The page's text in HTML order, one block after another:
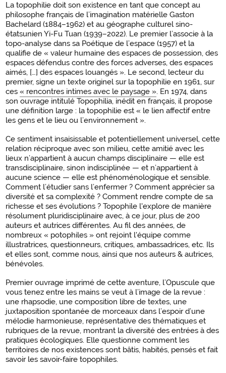
La topophilie doit son existence en tant que concept au
philosophe français de l’imagination matérielle Gaston
Bachelard (1884–1962) et au géographe culturel sino-
étatsunien Yi-Fu Tuan (1939–2022). Le premier l’associe à la
topo-analyse dans sa Poétique de l’espace (1957) et la
qualifie de « valeur humaine des espaces de possession, des
espaces défendus contre des forces adverses, des espaces
aimés, […] des espaces louangés ». Le second, lecteur du
premier, signe un texte originel sur la topophilie en 1961, sur
ces « rencontres intimes avec le paysage ». En 1974, dans
son ouvrage intitulé Topophilia, inédit en français, il propose
une définition large : la topophilie est « le lien affectif entre
les gens et le lieu ou l’environnement ».
Ce sentiment insaisissable et potentiellement universel, cette
relation réciproque avec son milieu, cette amitié avec les
lieux n’appartient à aucun champs disciplinaire — elle est
transdisciplinaire, sinon indisciplinée — et n’appartient à
aucune science — elle est phénoménologique et sensible.
Comment l’étudier sans l’enfermer ? Comment apprécier sa
diversité et sa complexité ? Comment rendre compte de sa
richesse et ses évolutions ? Topophile l'explore de manière
résolument pluridisciplinaire avec, à ce jour, plus de 200
auteurs et autrices différentes. Au fil des années, de
nombreux « potophiles » ont rejoint l'équipe comme
illustratrices, questionneurs, critiques, ambassadrices, etc. Ils
et elles sont, comme nous, ainsi que nos auteurs & autrices,
bénévoles.
Premier ouvrage imprimé de cette aventure, l’Opuscule que
vous tenez entre les mains se veut à l’image de la revue :
une rhapsodie, une composition libre de textes, une
juxtaposition spontanée de morceaux dans l’espoir d’une
mélodie harmonieuse, représentative des thématiques et
rubriques de la revue, montrant la diversité des entrées à des
pratiques écologiques. Elle questionne comment les
territoires de nos existences sont bâtis, habités, pensés et fait
savoir les savoir-faire topophiles.